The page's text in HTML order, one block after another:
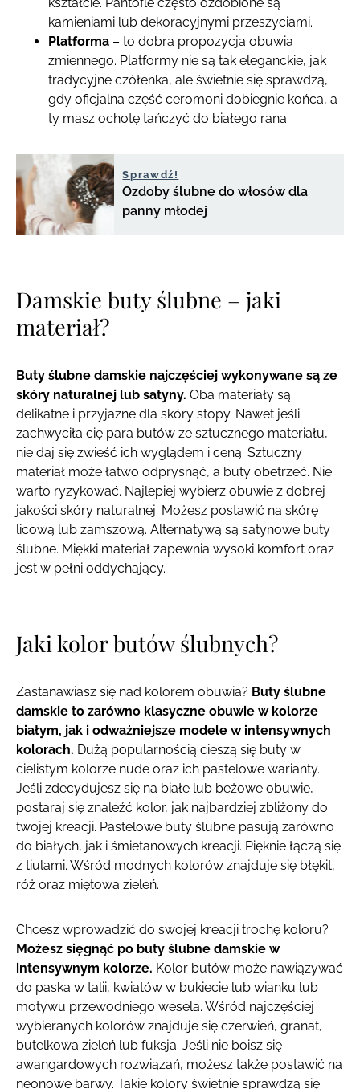
kamieniami lub dekoracyjnymi przeszyciami.
Platforma – to dobra propozycja obuwia
zmiennego. Platformy nie są tak eleganckie, jak
tradycyjne czółenka, ale świetnie się sprawdzą,
gdy oficjalna część ceromoni dobiegnie końca, a
ty masz ochotę tańczyć do białego rana.
Sprawdź!
Ozdoby ślubne do włosów dla
panny młodej
Damskie buty ślubne – jaki
materiał?
Buty ślubne damskie najczęściej wykonywane są ze
skóry naturalnej lub satyny. Oba materiały są
delikatne i przyjazne dla skóry stopy. Nawet jeśli
zachwyciła cię para butów ze sztucznego materiału,
nie daj się zwieść ich wyglądem i ceną. Sztuczny
materiał może łatwo odprysnąć, a buty obetrzeć. Nie
warto ryzykować. Najlepiej wybierz obuwie z dobrej
jakości skóry naturalnej. Możesz postawić na skórę
licową lub zamszową. Alternatywą są satynowe buty
ślubne. Miękki materiał zapewnia wysoki komfort oraz
jest w pełni oddychający.
Jaki kolor butów ślubnych?
Zastanawiasz się nad kolorem obuwia? Buty ślubne
damskie to zarówno klasyczne obuwie w kolorze
białym, jak i odważniejsze modele w intensywnych
kolorach. Dużą popularnością cieszą się buty w
cielistym kolorze nude oraz ich pastelowe warianty.
Jeśli zdecydujesz się na białe lub beżowe obuwie,
postaraj się znaleźć kolor, jak najbardziej zbliżony do
twojej kreacji. Pastelowe buty ślubne pasują zarówno
do białych, jak i śmietanowych kreacji. Pięknie łączą się
z tiulami. Wśród modnych kolorów znajduje się błękit,
róż oraz miętowa zieleń.
Chcesz wprowadzić do swojej kreacji trochę koloru?
Możesz sięgnąć po buty ślubne damskie w
intensywnym kolorze. Kolor butów może nawiązywać
do paska w talii, kwiatów w bukiecie lub wianku lub
motywu przewodniego wesela. Wśród najczęściej
wybieranych kolorów znajduje się czerwień, granat,
butelkowa zieleń lub fuksja. Jeśli nie boisz się
awangardowych rozwiązań, możesz także postawić na
neonowe barwy. Takie kolory świetnie sprawdzą się